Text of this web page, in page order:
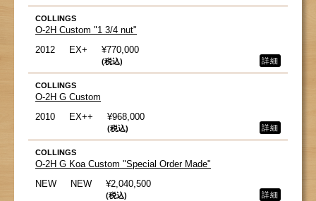
COLLINGS
O-2H Custom "1 3/4 nut"
2012
EX+ ¥770,000
(税込) 詳細
COLLINGS
O-2H G Custom
2010
EX++ ¥968,000
(税込) 詳細
COLLINGS
O-2H G Koa Custom "Special Order Made"
NEW
NEW ¥2,040,500
(税込) 詳細